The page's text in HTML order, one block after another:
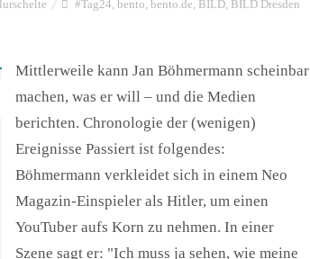
#Tag24, bento, bento.de, BILD, BILD Dresden
Mittlerweile kann Jan Böhmermann scheinbar
machen, was er will – und die Medien
berichten. Chronologie der (wenigen)
Ereignisse Passiert ist folgendes:
Böhmermann verkleidet sich in einem Neo
Magazin-Einspieler als Hitler, um einen
YouTuber aufs Korn zu nehmen. In einer
Szene sagt er: "Ich muss ja sehen, wie meine